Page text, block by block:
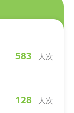
583 人次
128 人次